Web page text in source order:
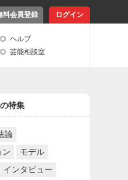
料会員登録 ログイン
ヘルプ
芸能相談室
特集
論
ン
モデル
インタビュー